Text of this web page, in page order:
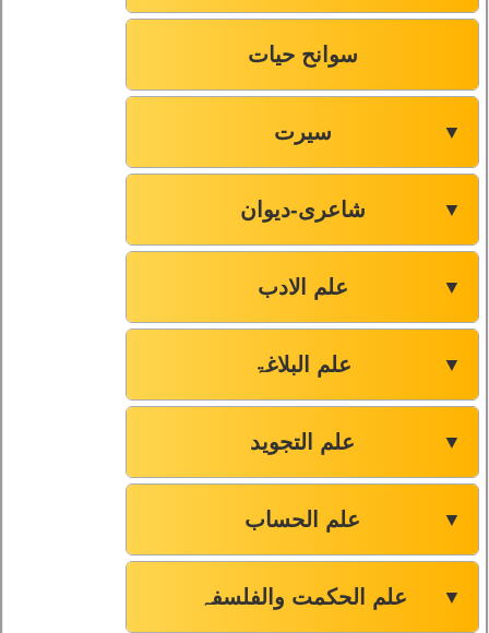
سوانح حیات
سیرت ▼
شاعری-دیوان ▼
علم الادب ▼
علم البلاغۃ ▼
علم التجوید ▼
علم الحساب ▼
علم الحکمت والفلسفہ ▼